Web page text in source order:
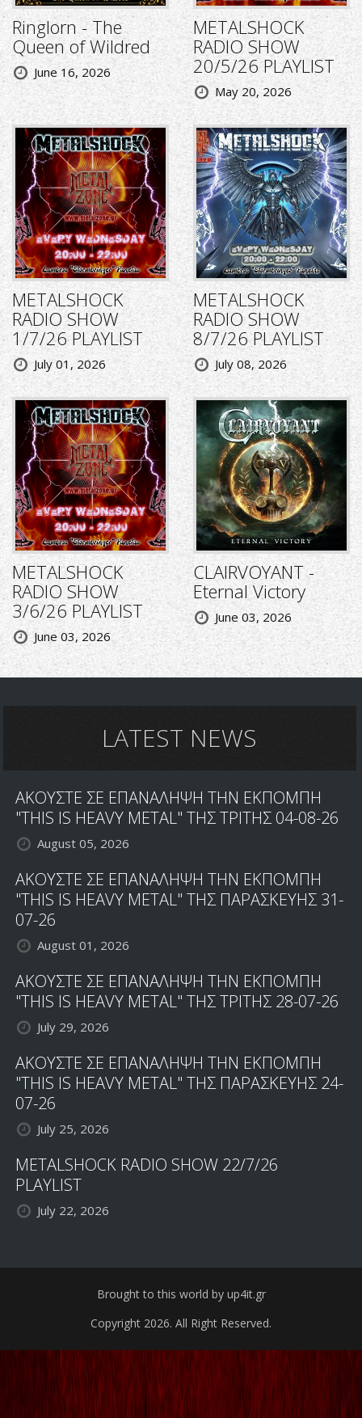
Ringlorn - The
Queen of Wildred
June 16, 2026
METALSHOCK
RADIO SHOW
20/5/26 PLAYLIST
May 20, 2026
METALSHOCK
RADIO SHOW
1/7/26 PLAYLIST
July 01, 2026
METALSHOCK
RADIO SHOW
8/7/26 PLAYLIST
July 08, 2026
METALSHOCK
RADIO SHOW
3/6/26 PLAYLIST
June 03, 2026
CLAIRVOYANT -
Eternal Victory
June 03, 2026
LATEST NEWS
ΑΚΟΥΣΤΕ ΣΕ ΕΠΑΝΑΛΗΨΗ ΤΗΝ ΕΚΠΟΜΠΗ
"THIS IS HEAVY METAL" ΤΗΣ ΤΡΙΤΗΣ 04-08-26
August 05, 2026
ΑΚΟΥΣΤΕ ΣΕ ΕΠΑΝΑΛΗΨΗ ΤΗΝ ΕΚΠΟΜΠΗ
"THIS IS HEAVY METAL" ΤΗΣ ΠΑΡΑΣΚΕΥΗΣ 31-
07-26
August 01, 2026
ΑΚΟΥΣΤΕ ΣΕ ΕΠΑΝΑΛΗΨΗ ΤΗΝ ΕΚΠΟΜΠΗ
"THIS IS HEAVY METAL" ΤΗΣ ΤΡΙΤΗΣ 28-07-26
July 29, 2026
ΑΚΟΥΣΤΕ ΣΕ ΕΠΑΝΑΛΗΨΗ ΤΗΝ ΕΚΠΟΜΠΗ
"THIS IS HEAVY METAL" ΤΗΣ ΠΑΡΑΣΚΕΥΗΣ 24-
07-26
July 25, 2026
METALSHOCK RADIO SHOW 22/7/26
PLAYLIST
July 22, 2026
Brought to this world by up4it.gr
Copyright 2026. All Right Reserved.